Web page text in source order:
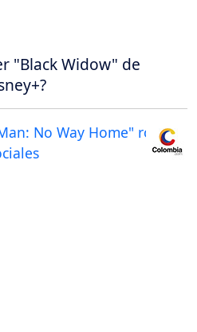
"Black Widow" de